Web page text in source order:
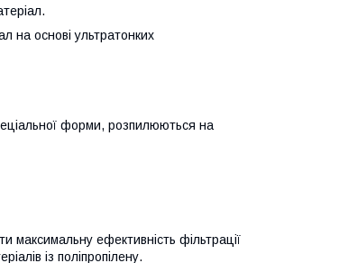
на основі ультратонких
форми, розпилюються на
максимальну ефективність фільтрації
із поліпропілену.